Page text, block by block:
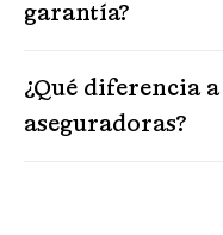
garantía?
¿Qué diferencia
aseguradoras?